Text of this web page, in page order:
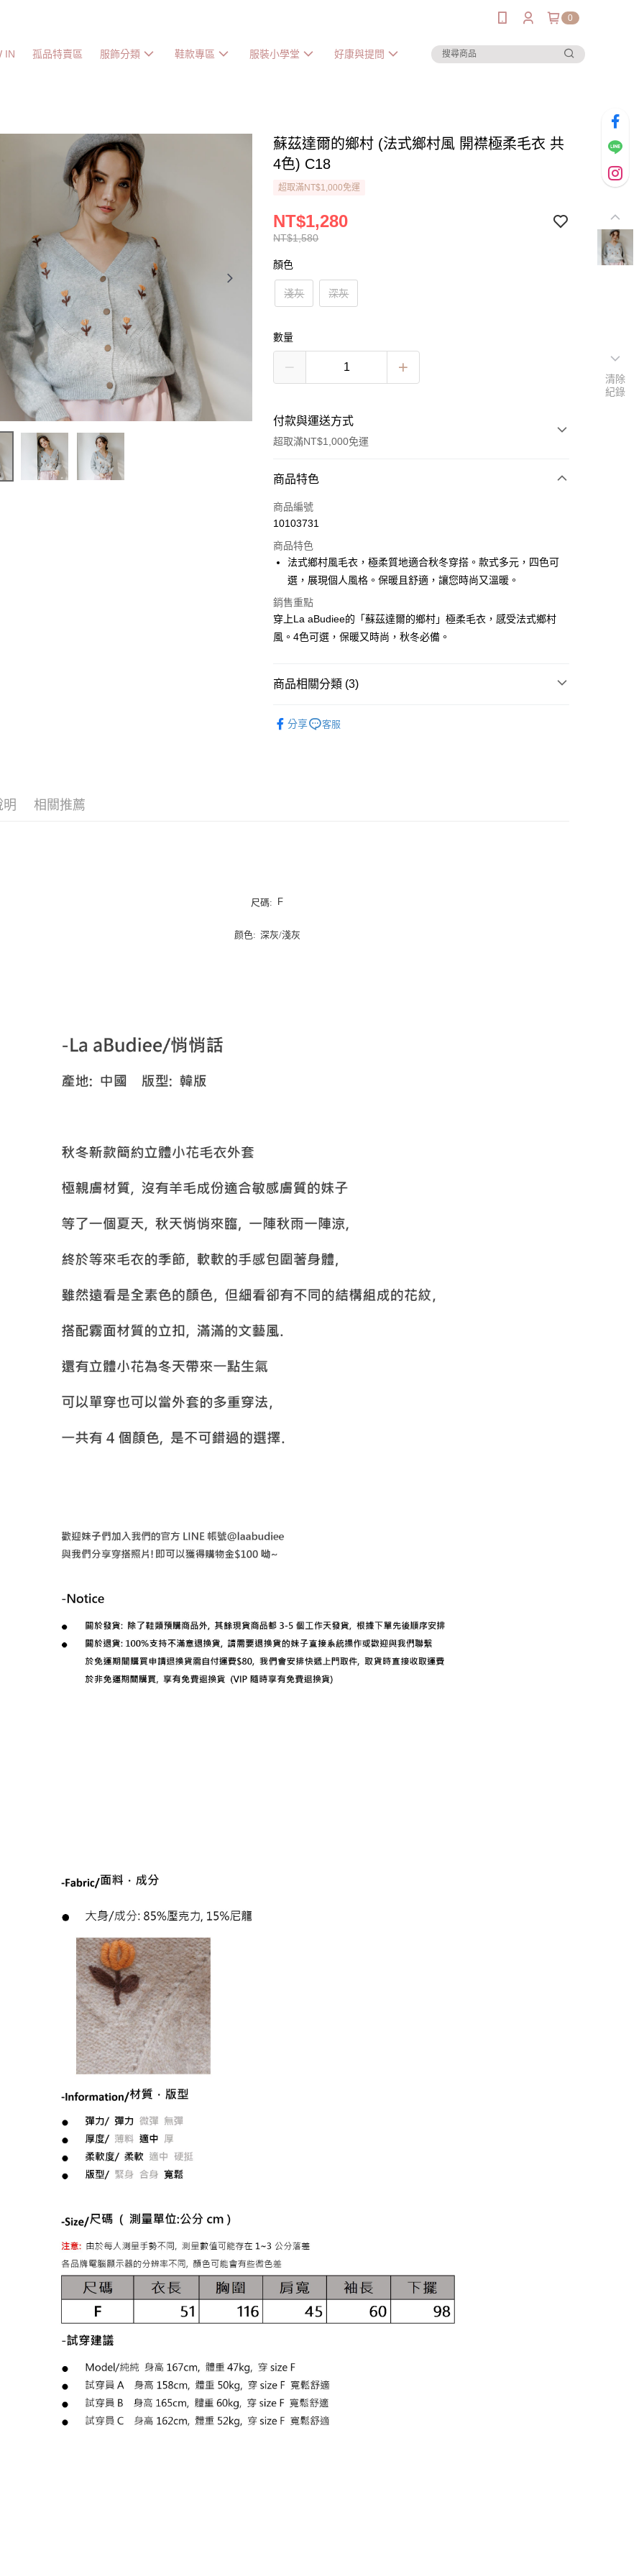
0
IN 孤品特賣區 服飾分類 鞋款專區 服裝小學堂 好康與提問
蘇茲達爾的鄉村 (法式鄉村風 開襟極柔毛衣 共
4色) C18
超取滿NT$1,000免運
NT$1,580
NT$1,280
顏色
淺灰 深灰
數量
付款與運送方式
超取滿NT$1,000免運
付款方式
信用卡一次付款
街口支付
悠遊付
ATM付款
貨到付款
運送方式
每筆NT$100，滿NT$1,000(含以上)免運費
商品特色
商品編號
10103731
商品特色
法式鄉村風毛衣，極柔質地適合秋冬穿搭。款式多元，四色可
選，展現個人風格。保暖且舒適，讓您時尚又溫暖。
銷售重點
穿上La aBudiee的「蘇茲達爾的鄉村」極柔毛衣，感受法式鄉村
風。4色可選，保暖又時尚，秋冬必備。
商品相關分類 (3)
分享 客服
明 相關推薦
尺碼: F
颜色: 深灰/淺灰
清除
紀錄